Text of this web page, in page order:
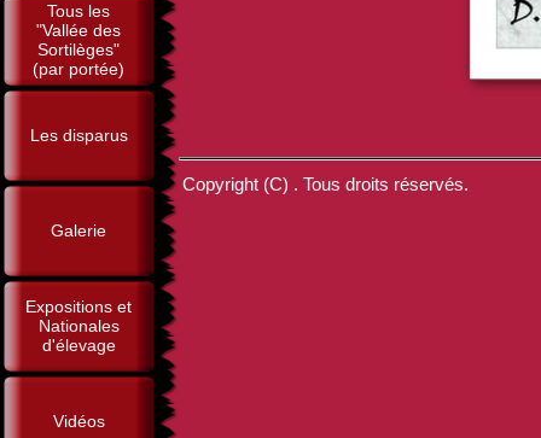
Tous les
"Vallée des
Sortilèges"
(par portée)
Les disparus
Galerie
Expositions et
Nationales
d'élevage
Vidéos
Copyright (C) . Tous droits réservés.